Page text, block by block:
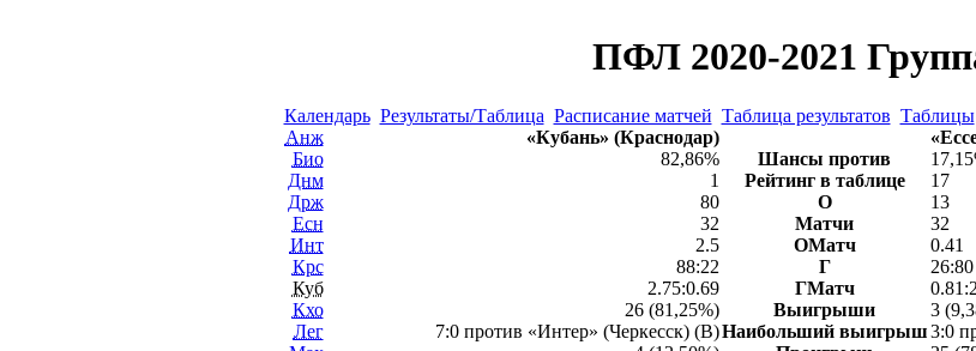
ПФЛ 2020-2021
Календарь Результаты/Таблица Расписание матчей Таблица результатов Таблицы
Анж
Био
Днм
Држ
Есн
Инт
Крс
Куб
Кхо
Лег
«Кубань» (Краснодар)
82,86%
Шансы против
1
Рейтинг в таблице
17
80
О
13
32
Матчи
32
2.5
ОМатч
0.41
88:22
Г
26:80
2.75:0.69
ГМатч
26 (81,25%)
Выигрыши
3
7:0 против «Интер» (Черкесск) (В)Наибольший выигрыш3:0